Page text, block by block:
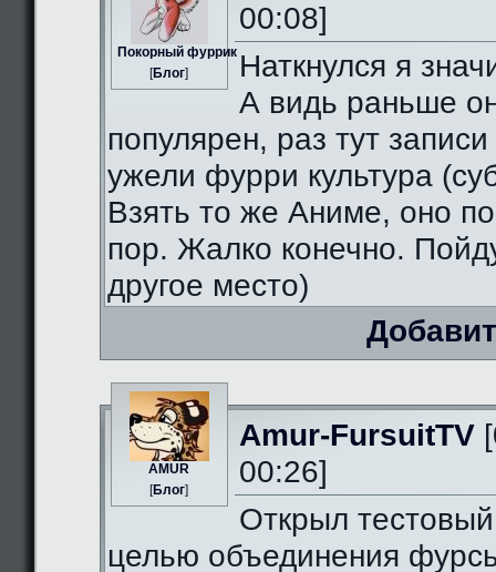
Пoкорный фуррик
[Блог]
00:08]
Наткнулся я
А видь раньше
популярен, раз тут
ужели фурри культура
Взять то же Аниме, оно
пор. Жалко конечно.
другое место)
AMUR
[Блог]
Amur-FursuitTV
00:26]
Открыл
целью объединения